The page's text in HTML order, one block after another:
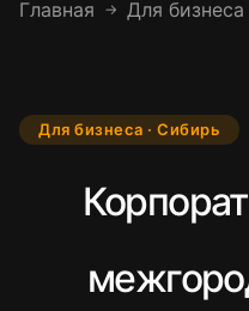
Главная → Для бизнеса
Для бизнеса · Сибирь